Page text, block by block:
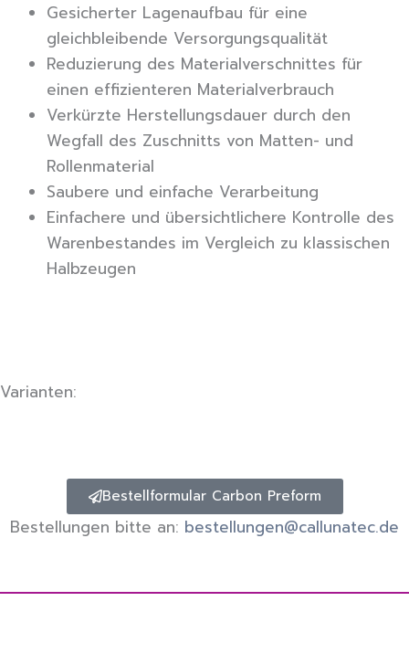
Gesicherter Lagenaufbau für eine
gleichbleibende Versorgungsqualität
Reduzierung des Materialverschnittes für
einen effizienteren Materialverbrauch
Verkürzte Herstellungsdauer durch den
Wegfall des Zuschnitts von Matten- und
Rollenmaterial
Saubere und einfache Verarbeitung
Einfachere und übersichtlichere Kontrolle des
Warenbestandes im Vergleich zu klassischen
Halbzeugen
Varianten:
Bestellformular Carbon Preform
Bestellungen bitte an: bestellungen@callunatec.de